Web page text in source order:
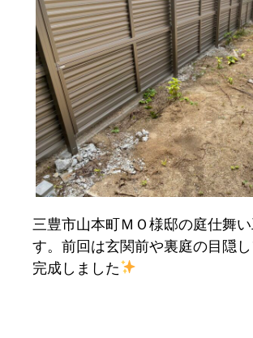
三豊市山本町ＭＯ様邸の庭仕舞
す。前回は玄関前や裏庭の目隠
完成しました